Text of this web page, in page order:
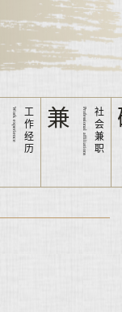
Work experience
工
作
经
历
兼 Professional affiliations
社
会
兼
职